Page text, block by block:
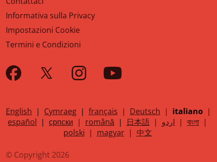
Informativa sulla Privacy
Impostazioni Cookie
Termini e Condizioni
English | Cymraeg | français | Deutsch | italiano |
español | српски | română | 日本語 | اردو | বাংলা |
polski | magyar| 中文
© Copyright 2026